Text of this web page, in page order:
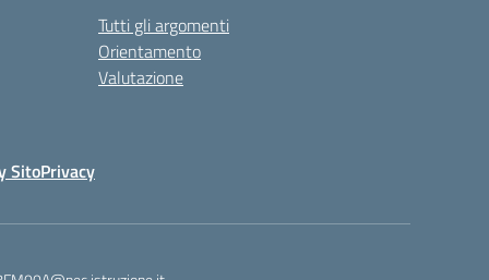
Tutti gli argomenti
Orientamento
Valutazione
SitoPrivacy